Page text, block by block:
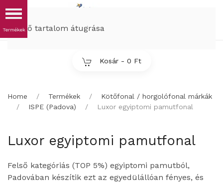
Fő tartalom átugrása
Kosár - 0 Ft
Home Termékek
Kötőfonal / horgolófonal márkák
ISPE (Padova)
Luxor egyiptomi pamutfonal
Luxor egyiptomi pamutfonal
Felső kategóriás (TOP 5%) egyiptomi pamutból,
Padovában készítik ezt az egyedülállóan fényes, és